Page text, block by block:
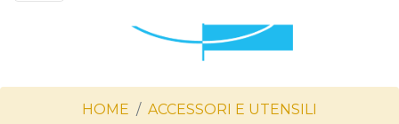
HOME
ACCESSORI E UTENSILI